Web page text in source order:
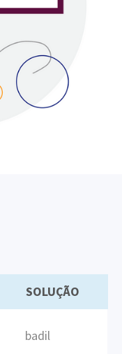
SOLUÇÃO
badil